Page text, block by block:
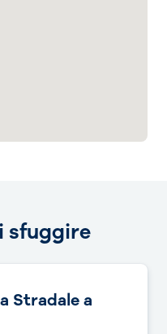
sfuggire
Stradale a